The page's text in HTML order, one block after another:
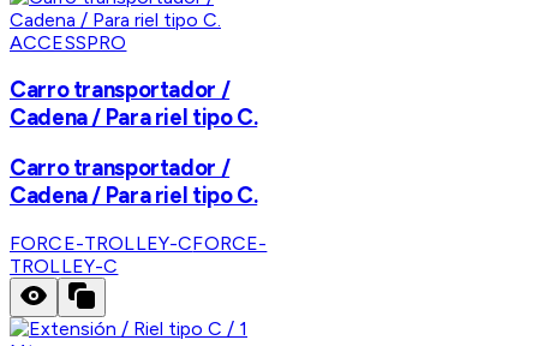
ACCESSPRO
Carro transportador /
Cadena / Para riel tipo C.
Carro transportador /
Cadena / Para riel tipo C.
FORCE-TROLLEY-CFORCE-
TROLLEY-C